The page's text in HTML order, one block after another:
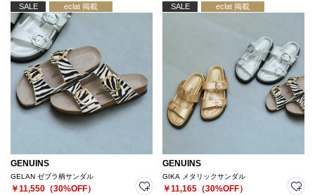
SALE eclat 掲載
GENUINS
GELAN ゼブラ柄サンダル
￥11,550（30%OFF）
SALE eclat 掲載
GENUINS
GIKA メタリックサンダル
￥11,165（30%OFF）